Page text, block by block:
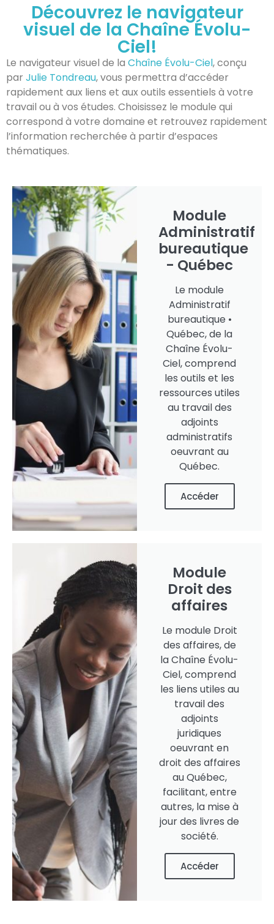
Découvrez le navigateur
visuel de la Chaîne Évolu-
Ciel!
Le navigateur visuel de la Chaîne Évolu-Ciel, conçu
par Julie Tondreau, vous permettra d’accéder
rapidement aux liens et aux outils essentiels à votre
travail ou à vos études. Choisissez le module qui
correspond à votre domaine et retrouvez rapidement
l’information recherchée à partir d’espaces
thématiques.
Module
Administratif
bureautique
- Québec
Le module
Administratif
bureautique •
Québec, de la
Chaîne Évolu-
Ciel, comprend
les outils et les
ressources utiles
au travail des
adjoints
administratifs
oeuvrant au
Québec.
Accéder
Module
Droit des
affaires
Le module Droit
des affaires, de
la Chaîne Évolu-
Ciel, comprend
les liens utiles au
travail des
adjoints
juridiques
oeuvrant en
droit des affaires
au Québec,
facilitant, entre
autres, la mise à
jour des livres de
société.
Accéder